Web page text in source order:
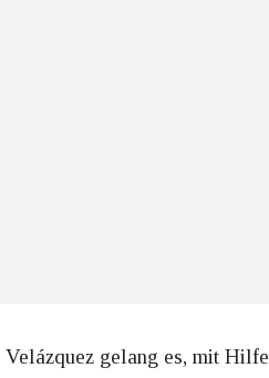
gelang es, mit Hilfe